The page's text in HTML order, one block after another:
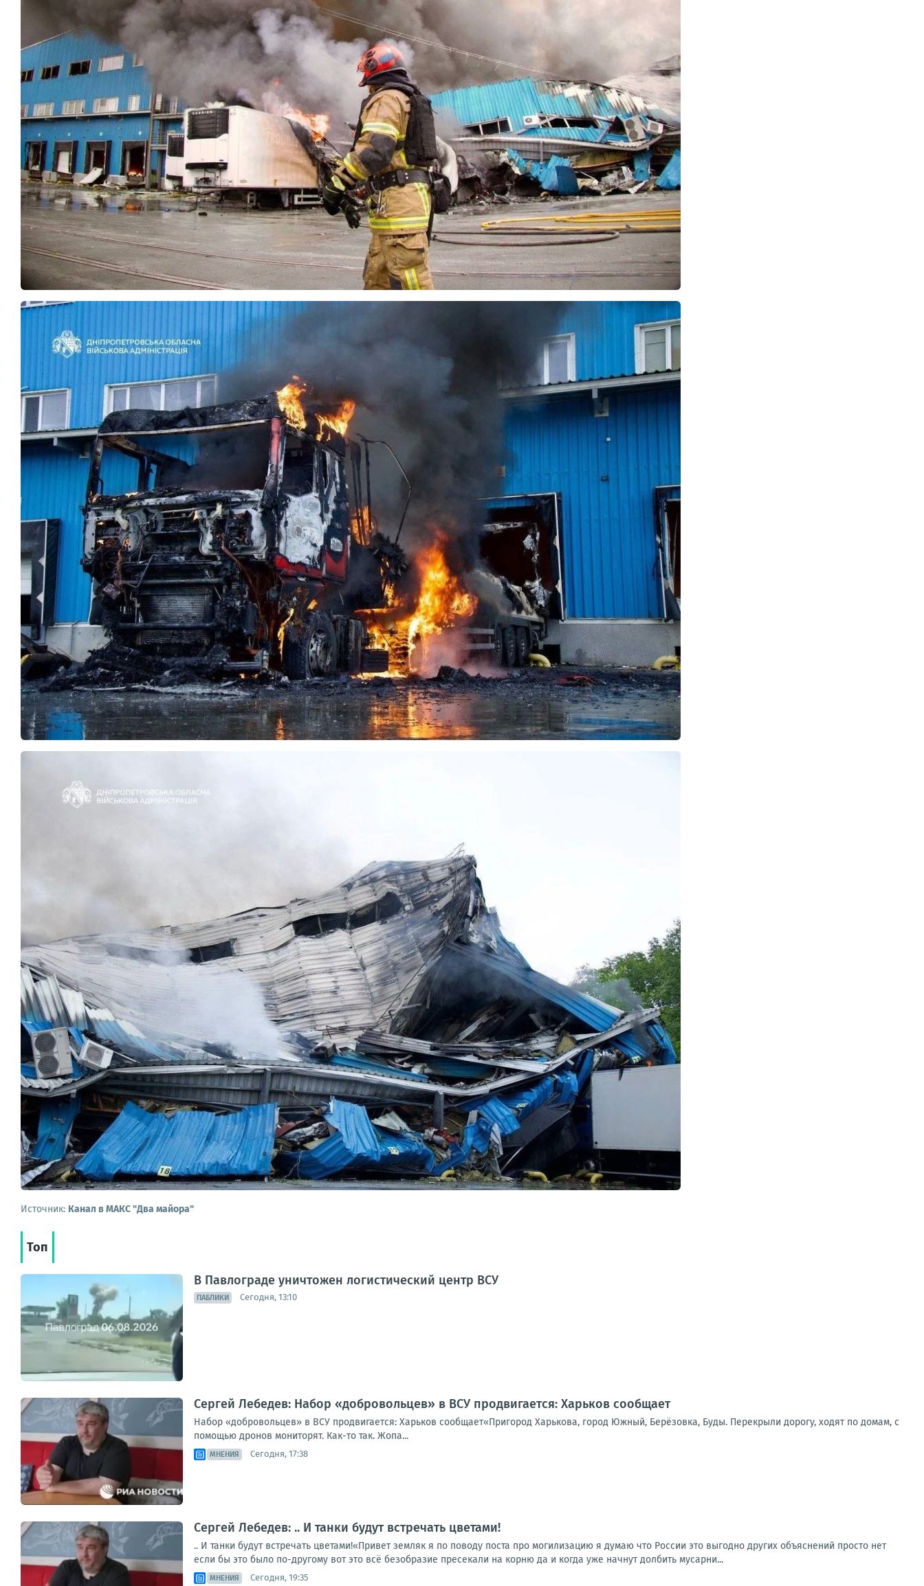
Источник: Канал в МАКС "Два майора"
Топ
В Павлограде уничтожен логистический центр ВСУ
ПАБЛИКИ Сегодня, 13:10
Сергей Лебедев: Набор «добровольцев» в ВСУ продвигается: Харьков сообщает
Набор «добровольцев» в ВСУ продвигается: Харьков сообщает«Пригород Харькова, город Южный, Берёзовка, Буды. Перекрыли дорогу, ходят по домам, с
помощью дронов мониторят. Как-то так. Жопа...
МНЕНИЯ Сегодня, 17:38
Сергей Лебедев: .. И танки будут встречать цветами!
.. И танки будут встречать цветами!«Привет земляк я по поводу поста про могилизацию я думаю что России это выгодно других объяснений просто нет
если бы это было по-другому вот это всё безобразие пресекали на корню да и когда уже начнут долбить мусарни...
МНЕНИЯ Сегодня, 19:35